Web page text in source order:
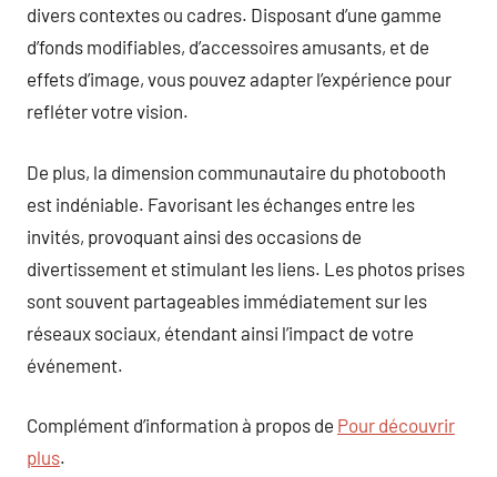
divers contextes ou cadres. Disposant d’une gamme
d’fonds modifiables, d’accessoires amusants, et de
effets d’image, vous pouvez adapter l’expérience pour
refléter votre vision.
De plus, la dimension communautaire du photobooth
est indéniable. Favorisant les échanges entre les
invités, provoquant ainsi des occasions de
divertissement et stimulant les liens. Les photos prises
sont souvent partageables immédiatement sur les
réseaux sociaux, étendant ainsi l’impact de votre
événement.
Complément d’information à propos de Pour découvrir
plus.